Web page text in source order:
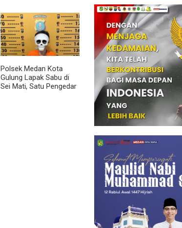
Wewenang
Polsek Medan Kota
Gulung Lapak Sabu di
Sei Mati, Satu Pengedar